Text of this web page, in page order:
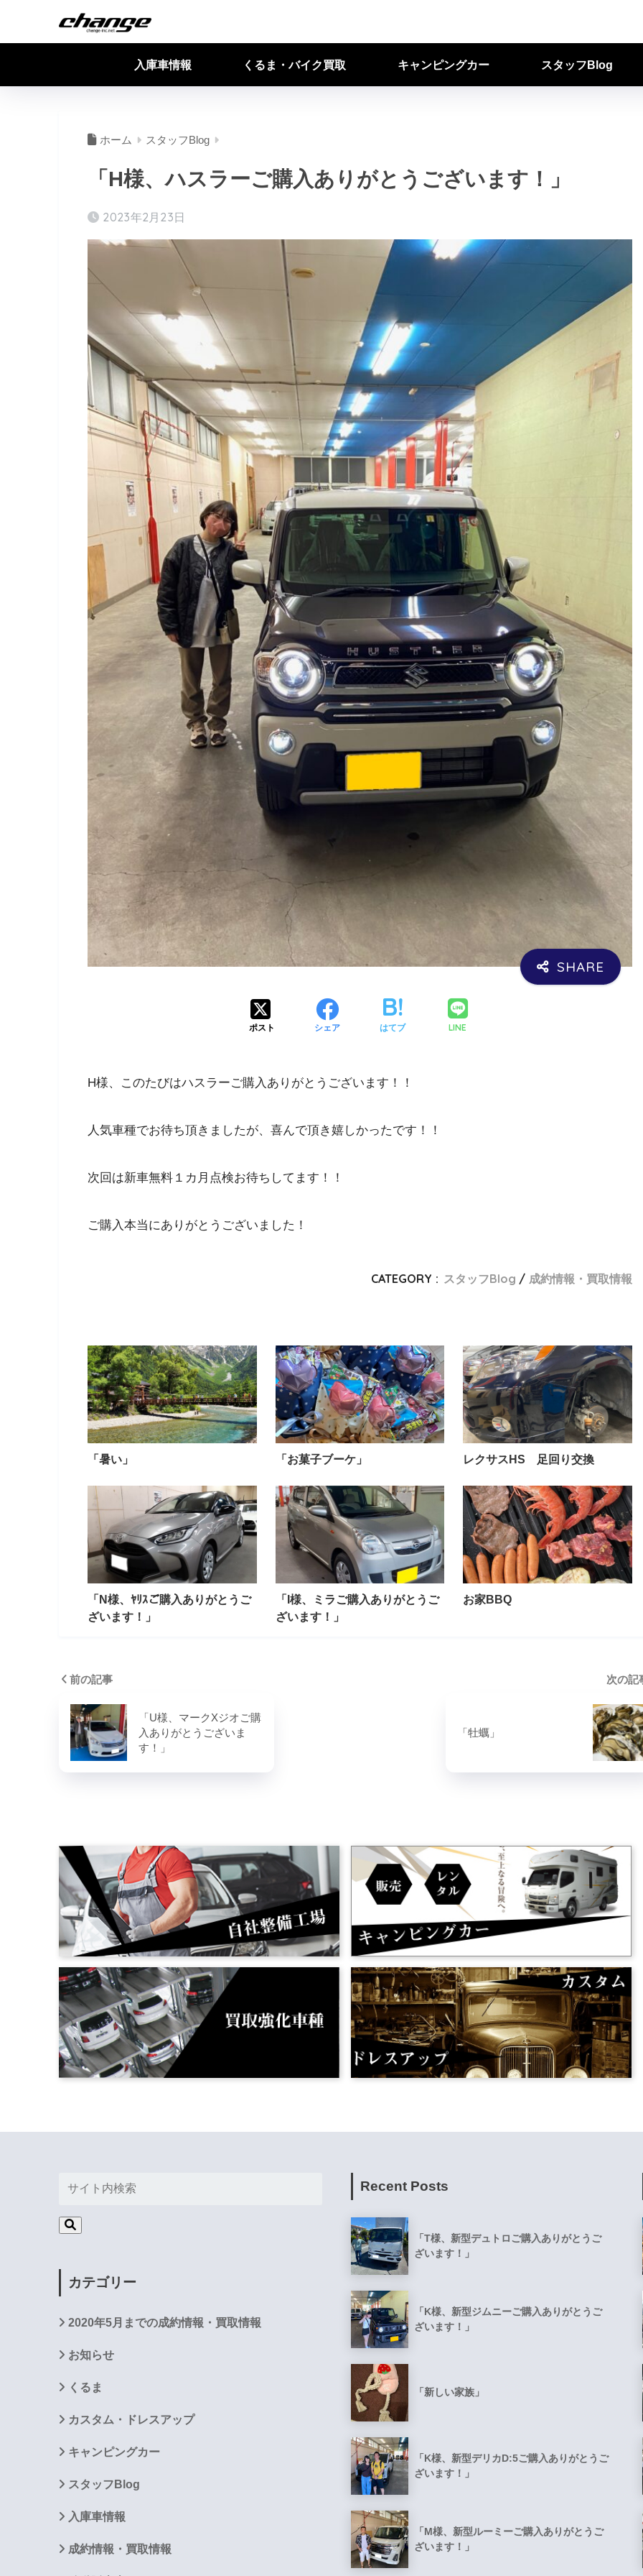
入庫車情報 くるま・バイク買取 キャンピングカー スタッフBlog
ホーム スタッフBlog
「H様、ハスラーご購入ありがとうございます！」
2023年2月23日
ポスト シェア はてブ LINE
H様、このたびはハスラーご購入ありがとうございます！！
人気車種でお待ち頂きましたが、喜んで頂き嬉しかったです！！
次回は新車無料１カ月点検お待ちしてます！！
ご購入本当にありがとうございました！
CATEGORY : スタッフBlog 成約情報・買取情報
「暑い」 「お菓子ブーケ」 レクサスHS 足回り交換
「N様、ﾔﾘｽご購入ありがとうご
ざいます！」
「I様、ミラご購入ありがとうご
ざいます！」
お家BBQ
前の記事
「U様、マークXジオご購
入ありがとうございま
す！」
次の
「牡蠣」
カテゴリー
2020年5月までの成約情報・買取情報
お知らせ
くるま
カスタム・ドレスアップ
キャンピングカー
スタッフBlog
入庫車情報
成約情報・買取情報
Recent Posts
「T様、新型デュトロご購入ありがとうご
ざいます！」
「K様、新型ジムニーご購入ありがとうご
ざいます！」
「新しい家族」
「K様、新型デリカD:5ご購入ありがとうご
ざいます！」
「M様、新型ルーミーご購入ありがとうご
ざいます！」